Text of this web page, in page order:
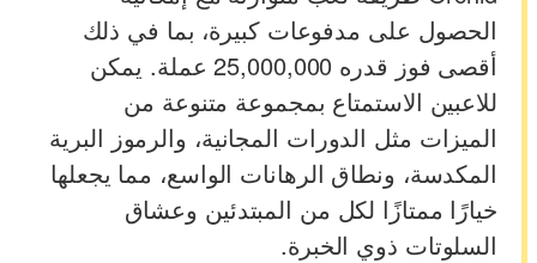
الحصول على مدفوعات كبيرة، بما في ذلك
أقصى فوز قدره 25,000,000 عملة. يمكن
للاعبين الاستمتاع بمجموعة متنوعة من
الميزات مثل الدورات المجانية، والرموز البرية
المكدسة، ونطاق الرهانات الواسع، مما يجعلها
خيارًا ممتازًا لكل من المبتدئين وعشاق
السلوتات ذوي الخبرة.